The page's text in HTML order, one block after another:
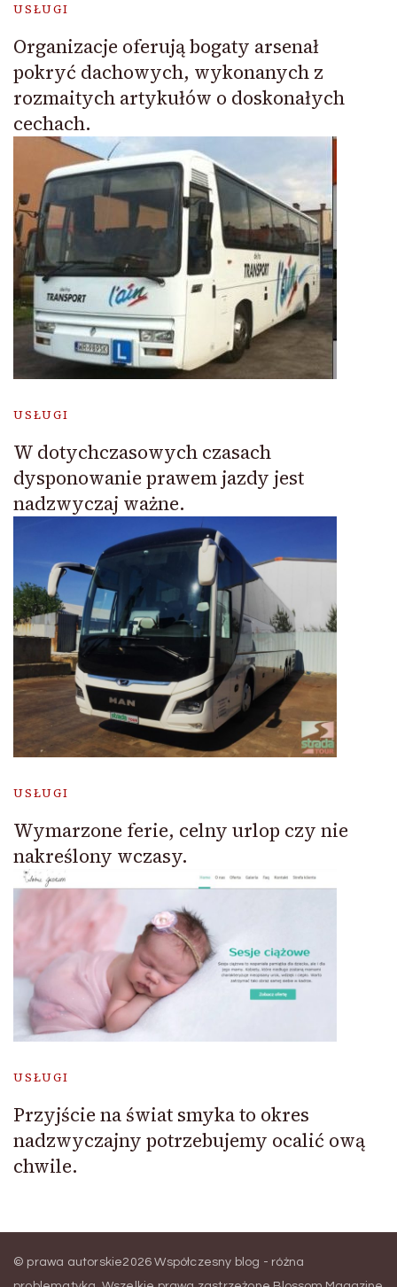
USŁUGI
Organizacje oferują bogaty arsenał
pokryć dachowych, wykonanych z
rozmaitych artykułów o doskonałych
cechach.
USŁUGI
W dotychczasowych czasach
dysponowanie prawem jazdy jest
nadzwyczaj ważne.
USŁUGI
Wymarzone ferie, celny urlop czy nie
nakreślony wczasy.
USŁUGI
Przyjście na świat smyka to okres
nadzwyczajny potrzebujemy ocalić ową
chwile.
© prawa autorskie2026Współczesny blog - różna